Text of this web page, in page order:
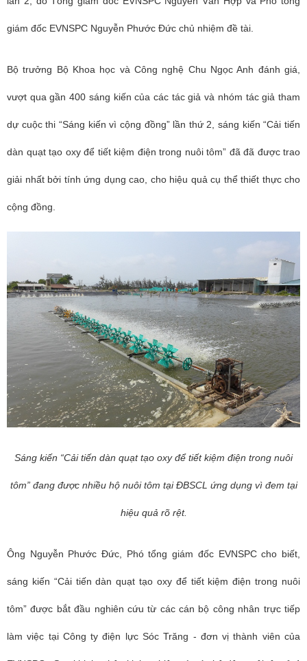
giám đốc EVNSPC Nguyễn Phước Đức chủ nhiệm đề tài.
Bộ trưởng Bộ Khoa học và Công nghệ Chu Ngọc Anh đánh giá,
vượt qua gần 400 sáng kiến của các tác giả và nhóm tác giả tham
dự cuộc thi “Sáng kiến vì cộng đồng” lần thứ 2, sáng kiến “Cải tiến
dàn quạt tạo oxy để tiết kiệm điện trong nuôi tôm” đã đã được trao
giải nhất bởi tính ứng dụng cao, cho hiệu quả cụ thể thiết thực cho
cộng đồng.
Sáng kiến “Cải tiến dàn quạt tạo oxy để tiết kiệm điện trong nuôi
tôm” đang được nhiều hộ nuôi tôm tại ĐBSCL ứng dụng vì đem tại
hiệu quả rõ rệt.
Ông Nguyễn Phước Đức, Phó tổng giám đốc EVNSPC cho biết,
sáng kiến “Cải tiến dàn quạt tạo oxy để tiết kiệm điện trong nuôi
tôm” được bắt đầu nghiên cứu từ các cán bộ công nhân trực tiếp
làm việc tại Công ty điện lực Sóc Trăng - đơn vị thành viên của